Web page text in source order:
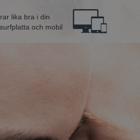
lika bra i din
och mobil